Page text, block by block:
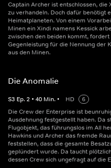
Captain Archer ist entschlossen, die
zu verhandeln. Doch dafür benötigt
Heimatplaneten. Von einem
Minen ein Xindi namens Kessick
zwischen den beiden kommt,
Gegenleistung für die Nennung der
aus den Minen.
Die Anomalie
S3 Ep.2 • 40 Min. • HD
6
Die Crew der Enterprise ist
Ausdehnung festgestellt haben. Da
Flugobjekt, das führungslos im All
Hawkins und Archer das fremde
feststellen, dass die gesamte
geplündert wurde. Da taucht
dessen Crew sich ungefragt auf die